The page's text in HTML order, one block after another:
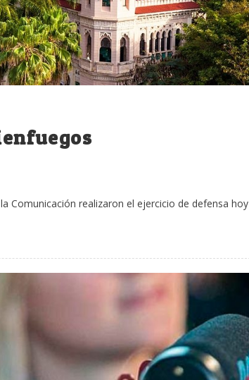
Comunicación realizaron el ejercicio de defensa hoy